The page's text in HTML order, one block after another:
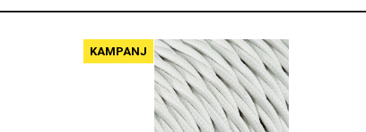
KAMPANJ